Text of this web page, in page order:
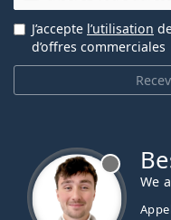
J’accepte l’utilisation
d’offres commerciales
We